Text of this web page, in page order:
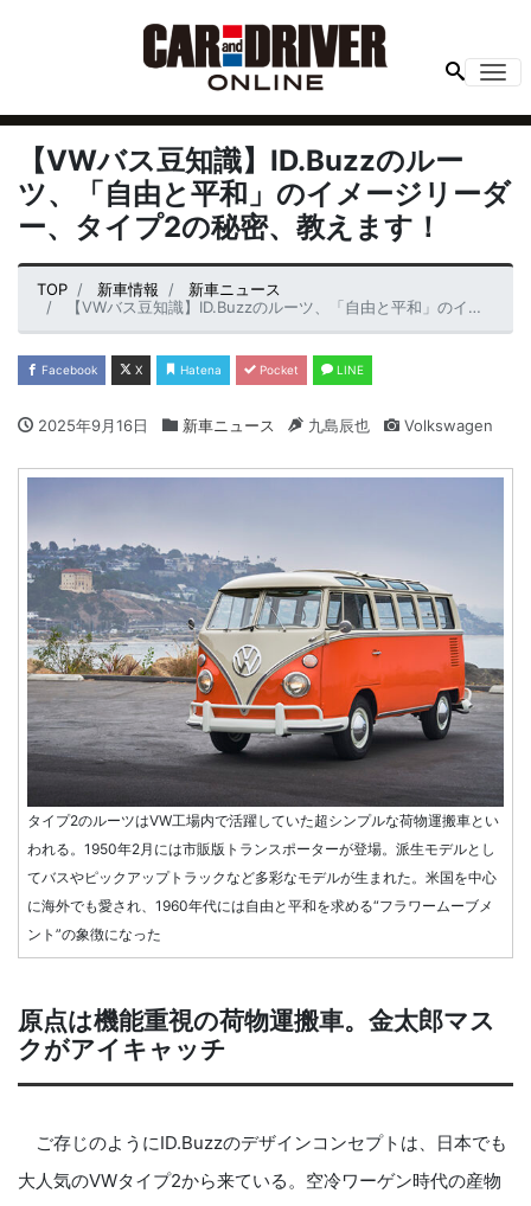
【VWバス豆知識】ID.Buzzのルー
ツ、「自由と平和」のイメージリーダ
ー、タイプ2の秘密、教えます！
TOP 新車情報
新車ニュース
【VWバス豆知識】ID.Buzzのルーツ、「自由と平和」のイメージリーダー、タイプ2の秘密、教えます！
Facebook X Hatena Pocket LINE
2025年9月16日 新車ニュース 九島辰也 Volkswagen
タイプ2のルーツはVW工場内で活躍していた超シンプルな荷物運搬車とい
われる。1950年2月には市販版トランスポーターが登場。派生モデルとし
てバスやピックアップトラックなど多彩なモデルが生まれた。米国を中心
に海外でも愛され、1960年代には自由と平和を求める“フラワームーブメ
ント”の象徴になった
原点は機能重視の荷物運搬車。金太郎マス
クがアイキャッチ
ご存じのようにID.Buzzのデザインコンセプトは、日本でも
大人気のVWタイプ2から来ている。空冷ワーゲン時代の産物